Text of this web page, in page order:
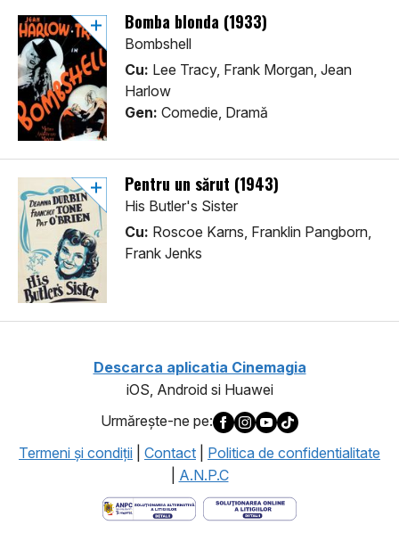
Bomba blonda (1933)
Bombshell
Cu: Lee Tracy, Frank Morgan, Jean
Harlow
Gen: Comedie, Dramă
Pentru un sărut (1943)
His Butler's Sister
Cu: Roscoe Karns, Franklin Pangborn,
Frank Jenks
Descarca aplicatia Cinemagia
iOS, Android si Huawei
Urmăreşte-ne pe:
Termeni şi condiţii
Contact
Politica de confidentialitate
A.N.P.C